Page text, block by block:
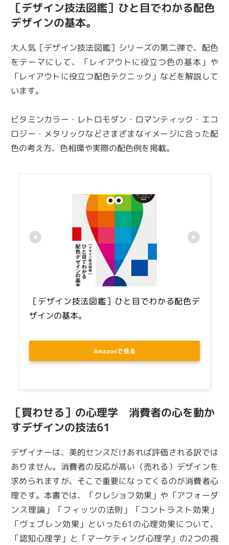
［デザイン技法図鑑］ひと目でわかる配色
デザインの基本。
大人気［デザイン技法図鑑］シリーズの第二弾で、配色
をテーマにして、「レイアウトに役立つ色の基本」や
「レイアウトに役立つ配色テクニック」などを解説して
います。
ビタミンカラー・レトロモダン・ロマンティック・エコ
ロジー・メタリックなどさまざまなイメージに合った配
色の考え方、色相環や実際の配色例を掲載。
［デザイン技法図鑑］ひと目でわかる配色デ
ザインの基本。
Amazonで見る
［買わせる］の心理学 消費者の心を動か
すデザインの技法61
デザイナーは、美的センスだけあれば評価される訳では
ありません。消費者の反応が高い（売れる）デザインを
求められますが、そこで重要になってくるのが消費者心
理です。本書では、「クレショフ効果」や「アフォーダ
ンス理論」「フィッツの法則」「コントラスト効果」
「ヴェブレン効果」といった61の心理効果について、
「認知心理学」と「マーケティング心理学」の2つの視